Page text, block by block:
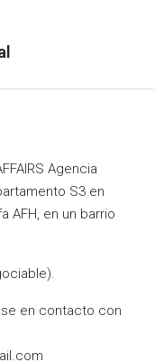
Agencia
S3 en
AFH, en un barrio
en contacto con